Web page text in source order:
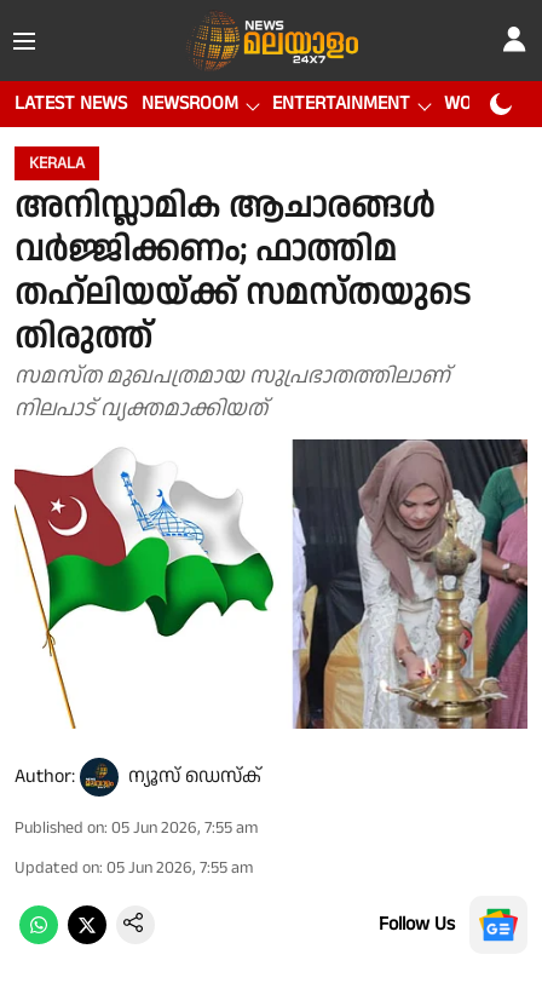
LATEST NEWS NEWSROOM ENTERTAINMENT WORLD CUP
KERALA
അനിസ്ലാമിക ആചാരങ്ങൾ
വർജ്ജിക്കണം; ഫാത്തിമ
തഹ്‍ലിയയ്ക്ക് സമസ്തയുടെ
തിരുത്ത്
സമസ്ത മുഖപത്രമായ സുപ്രഭാതത്തിലാണ്
നിലപാട് വ്യക്തമാക്കിയത്
Author: ന്യൂസ് ഡെസ്ക്
Published on: 05 Jun 2026, 7:55 am
Updated on: 05 Jun 2026, 7:55 am
Follow Us